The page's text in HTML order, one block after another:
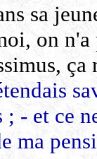
sa
on
ça
; - et ce
ma